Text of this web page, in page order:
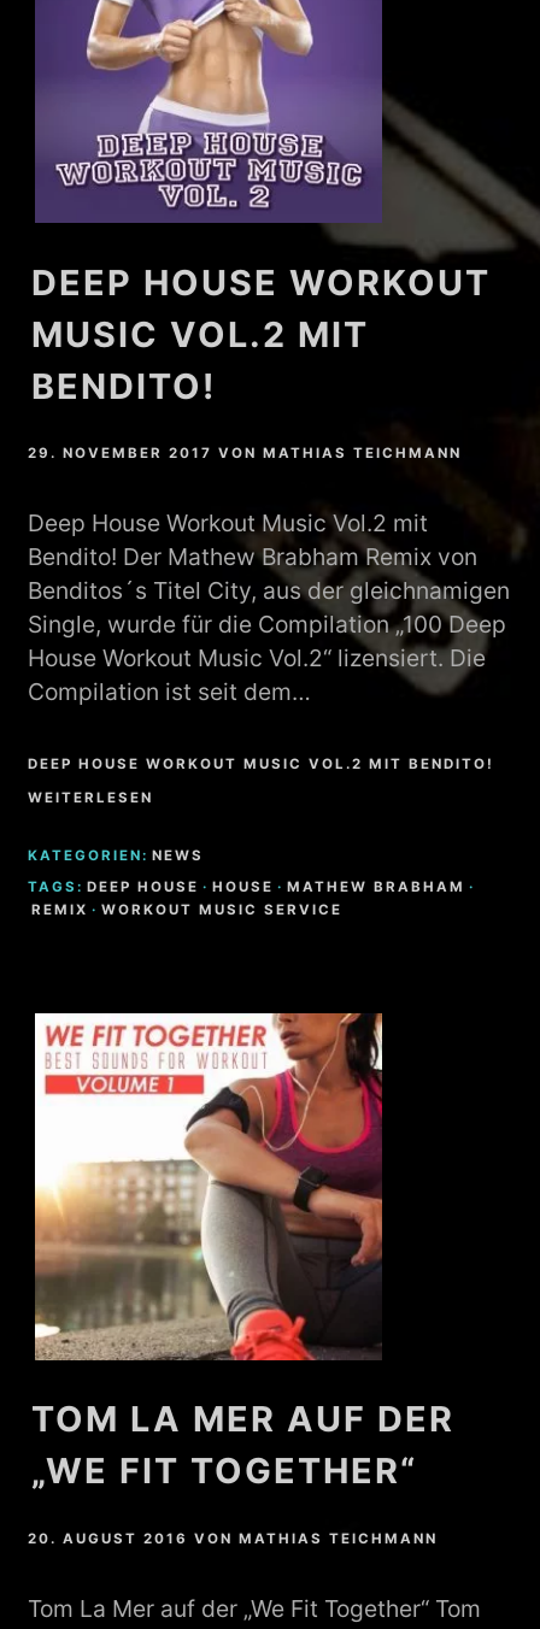
DEEP HOUSE WORKOUT
MUSIC VOL.2 MIT
BENDITO!
29. NOVEMBER 2017 VONMATHIAS TEICHMANN
Deep House Workout Music Vol.2 mit
Bendito! Der Mathew Brabham Remix von
Benditos´s Titel City, aus der gleichnamigen
Single, wurde für die Compilation „100 Deep
House Workout Music Vol.2“ lizensiert. Die
Compilation ist seit dem…
DEEP HOUSE WORKOUT MUSIC VOL.2 MIT BENDITO!
WEITERLESEN
KATEGORIEN: NEWS
TAGS: DEEP HOUSE · HOUSE · MATHEW BRABHAM ·
REMIX · WORKOUT MUSIC SERVICE
TOM LA MER AUF DER
„WE FIT TOGETHER“
20. AUGUST 2016 VONMATHIAS TEICHMANN
Tom La Mer auf der „We Fit Together“ Tom